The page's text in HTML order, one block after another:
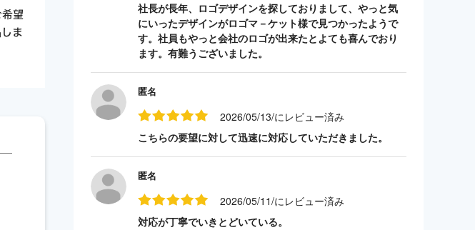
社長が長年、ロゴデザインを探しておりまして、やっと気
にいったデザインがロゴマ－ケット様で見つかったようで
す。社員もやっと会社のロゴが出来たとよても喜んでおり
ます。有難うございました。
匿名
2026/05/13/にレビュー済み
こちらの要望に対して迅速に対応していただきました。
匿名
2026/05/11/にレビュー済み
対応が丁寧でいきとどいている。